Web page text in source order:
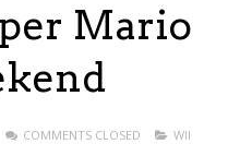
Mario
COMMENTS CLOSED
WII